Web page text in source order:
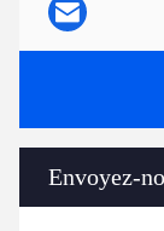
Envoyez-